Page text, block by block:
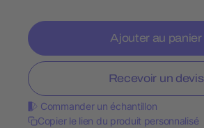
Ajouter au panier
Recevoir un devis
Commander un échantillon
Copier le lien du produit personnalisé